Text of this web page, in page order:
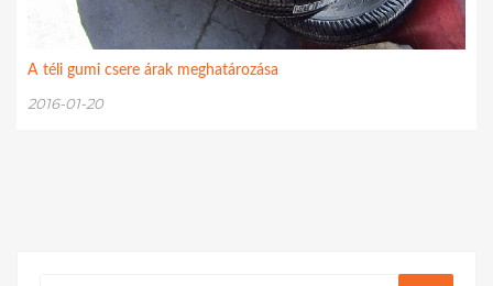
A téli gumi csere árak meghatározása
2016-01-20